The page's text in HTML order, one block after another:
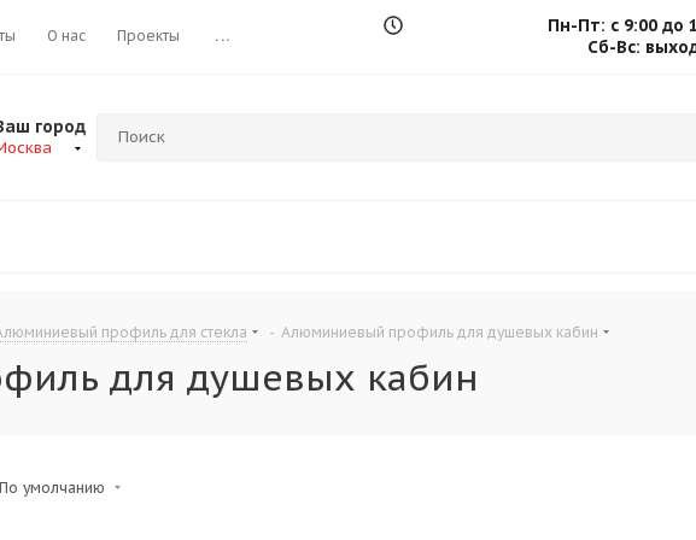
О нас Проекты ...
Пн-Пт: с 9:00 до
Сб-Вс:
город
профиль для стекла - Алюминиевый профиль для душевых кабин
для душевых кабин
По умолчанию